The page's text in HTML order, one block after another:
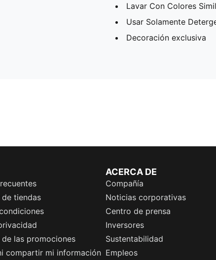
Lavar Con Colores
Usar Solamente
Decoración exclusiva
tiendas
de las promociones
compartir mi información
ACERCA DE
Compañía
Noticias corporativas
Centro de prensa
Inversores
Sustentabilidad
Empleos